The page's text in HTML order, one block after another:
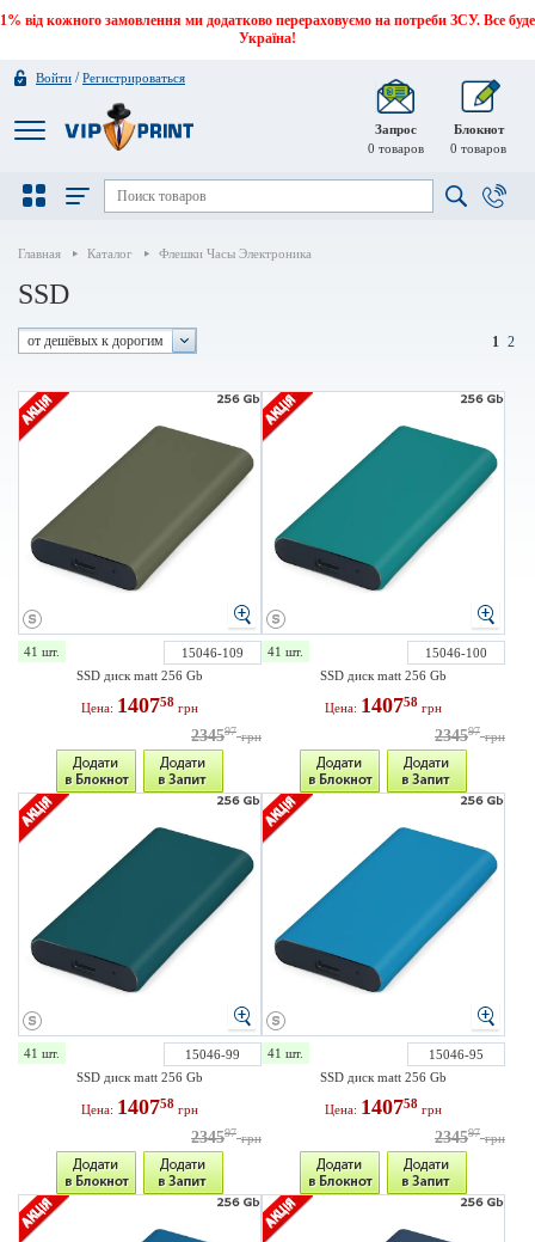
1% від кожного замовлення ми додатково перераховуємо на потреби ЗСУ. Все буде
Україна!
Войти /Регистрироваться
Запрос
0 товаров
Блокнот
0 товаров
Главная Каталог Флешки Часы Электроника
SSD
от дешёвых к дорогим 1 2
41 шт.
15046-109
SSD диск matt 256 Gb
Цена: 140758 грн
234597 грн
41 шт.
15046-100
SSD диск matt 256 Gb
Цена: 140758 грн
234597 грн
41 шт.
15046-99
SSD диск matt 256 Gb
Цена: 140758 грн
234597 грн
41 шт.
15046-95
SSD диск matt 256 Gb
Цена: 140758 грн
234597 грн